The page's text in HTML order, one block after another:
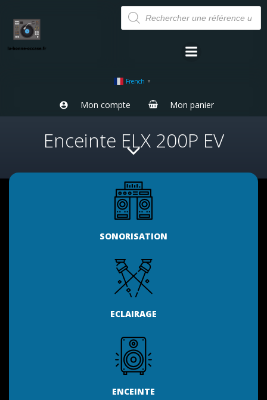
Aller
au
contenu
Recherche
de
produits
French ▼
Mon compte Mon panier
Enceinte ELX 200P EV
SONORISATION
ECLAIRAGE
ENCEINTE